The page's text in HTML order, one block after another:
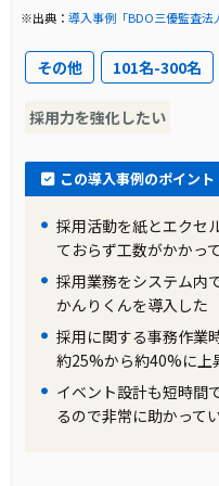
ィードなどを活用し
体の管理画面で管理
大していました。
導入前の課題に対する解
採用一括かんりくん
媒体からの応募者を
化しました。具体的
成したり、メール
るようになりました
触した学生に対して
活用して応募を促し
※出典：導入事例「BDO三優監査法
その他 101名-300名
採用力を強化したい
この導入事例のポイント
採用活動を紙とエクセ
ておらず工数がかかっ
採用業務をシステム内
かんりくんを導入した
採用に関する事務作業
約25%から約40%に上
イベント設計も短時間
るので非常に助かって